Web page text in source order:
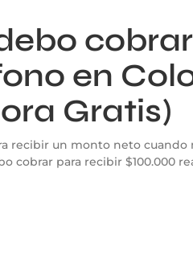
en
Gratis)
recibir un monto neto
cobrar para recibir $100.000